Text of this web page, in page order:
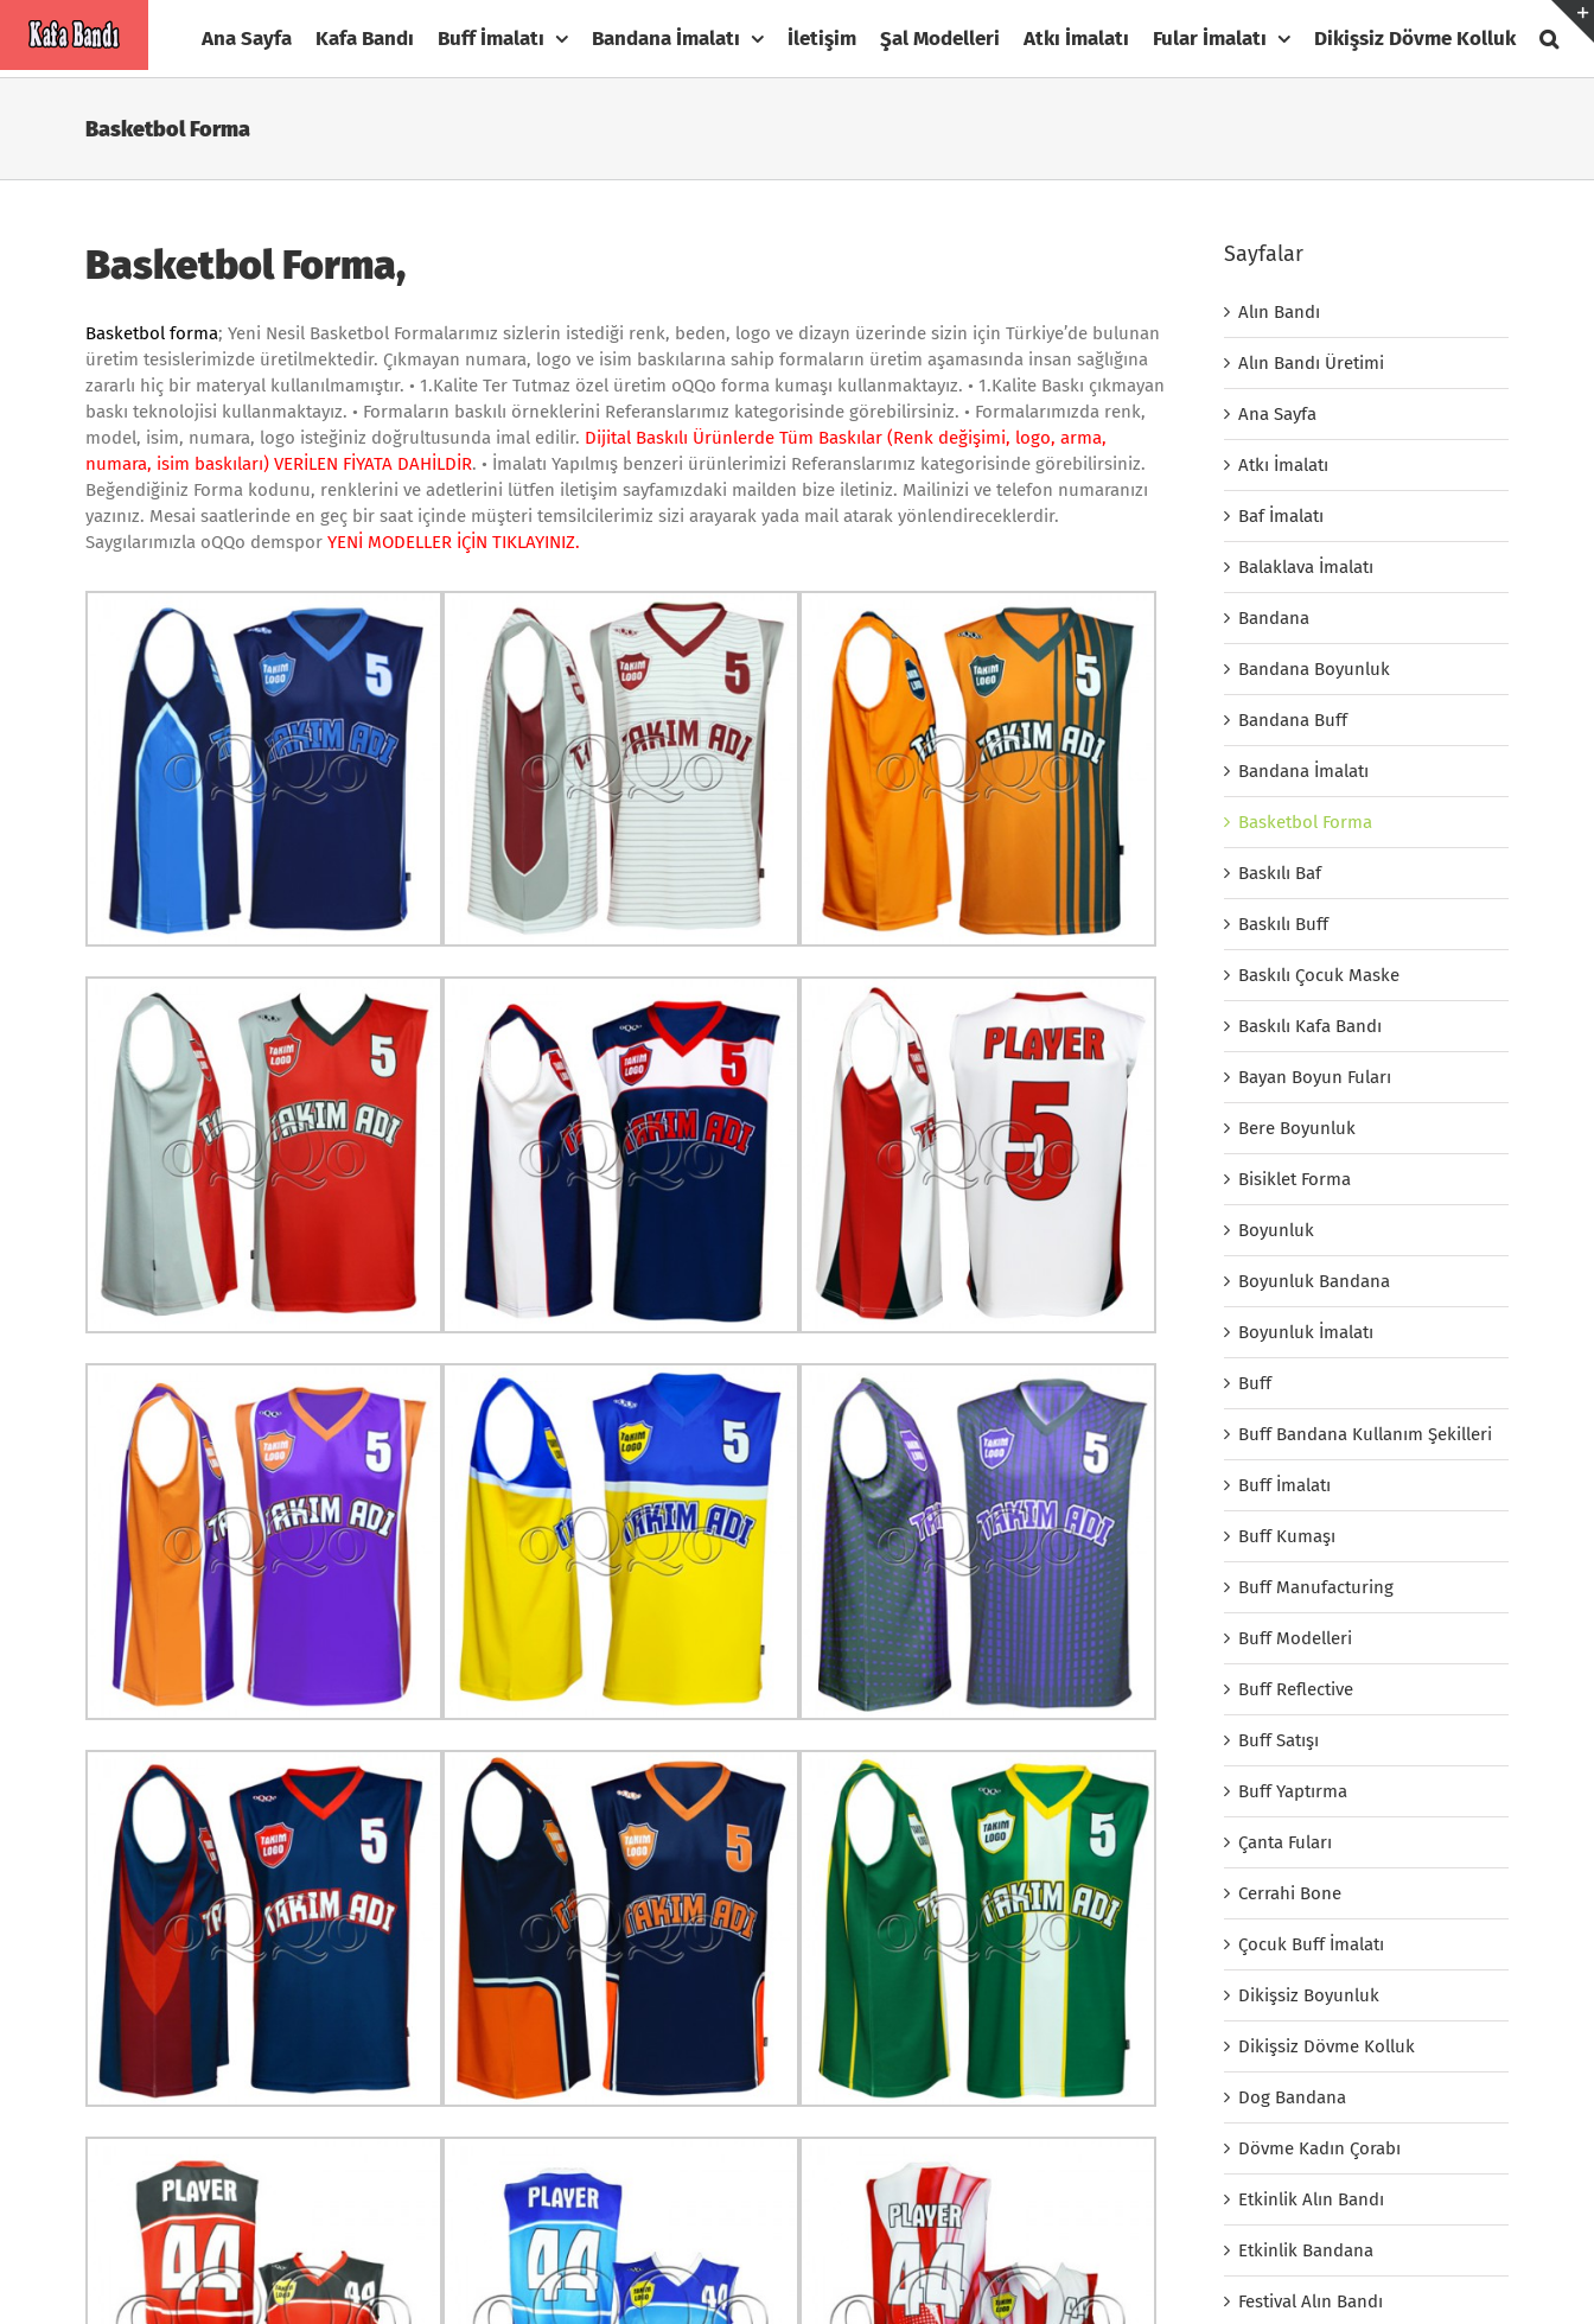
Ana Sayfa Kafa Bandı Buff İmalatı Bandana İmalatı İletişim Şal Modelleri Atkı İmalatı Fular İmalatı Dikişsiz Dövme Kolluk
Basketbol Forma
Basketbol Forma,
Basketbol forma; Yeni Nesil Basketbol Formalarımız sizlerin istediği renk, beden, logo ve dizayn üzerinde sizin için Türkiye’de bulunan
üretim tesislerimizde üretilmektedir. Çıkmayan numara, logo ve isim baskılarına sahip formaların üretim aşamasında insan sağlığına
zararlı hiç bir materyal kullanılmamıştır. • 1.Kalite Ter Tutmaz özel üretim oQQo forma kumaşı kullanmaktayız. • 1.Kalite Baskı çıkmayan
baskı teknolojisi kullanmaktayız. • Formaların baskılı örneklerini Referanslarımız kategorisinde görebilirsiniz. • Formalarımızda renk,
model, isim, numara, logo isteğiniz doğrultusunda imal edilir. Dijital Baskılı Ürünlerde Tüm Baskılar (Renk değişimi, logo, arma,
numara, isim baskıları) VERİLEN FİYATA DAHİLDİR. • İmalatı Yapılmış benzeri ürünlerimizi Referanslarımız kategorisinde görebilirsiniz.
Beğendiğiniz Forma kodunu, renklerini ve adetlerini lütfen iletişim sayfamızdaki mailden bize iletiniz. Mailinizi ve telefon numaranızı
yazınız. Mesai saatlerinde en geç bir saat içinde müşteri temsilcilerimiz sizi arayarak yada mail atarak yönlendireceklerdir.
Saygılarımızla oQQo demspor YENİ MODELLER İÇİN TIKLAYINIZ.
Sayfalar
Alın Bandı
Alın Bandı Üretimi
Ana Sayfa
Atkı İmalatı
Baf İmalatı
Balaklava İmalatı
Bandana
Bandana Boyunluk
Bandana Buff
Bandana İmalatı
Basketbol Forma
Baskılı Baf
Baskılı Buff
Baskılı Çocuk Maske
Baskılı Kafa Bandı
Bayan Boyun Fuları
Bere Boyunluk
Bisiklet Forma
Boyunluk
Boyunluk Bandana
Boyunluk İmalatı
Buff
Buff Bandana Kullanım Şekilleri
Buff İmalatı
Buff Kumaşı
Buff Manufacturing
Buff Modelleri
Buff Reflective
Buff Satışı
Buff Yaptırma
Çanta Fuları
Cerrahi Bone
Çocuk Buff İmalatı
Dikişsiz Boyunluk
Dikişsiz Dövme Kolluk
Dog Bandana
Dövme Kadın Çorabı
Etkinlik Alın Bandı
Etkinlik Bandana
Festival Alın Bandı